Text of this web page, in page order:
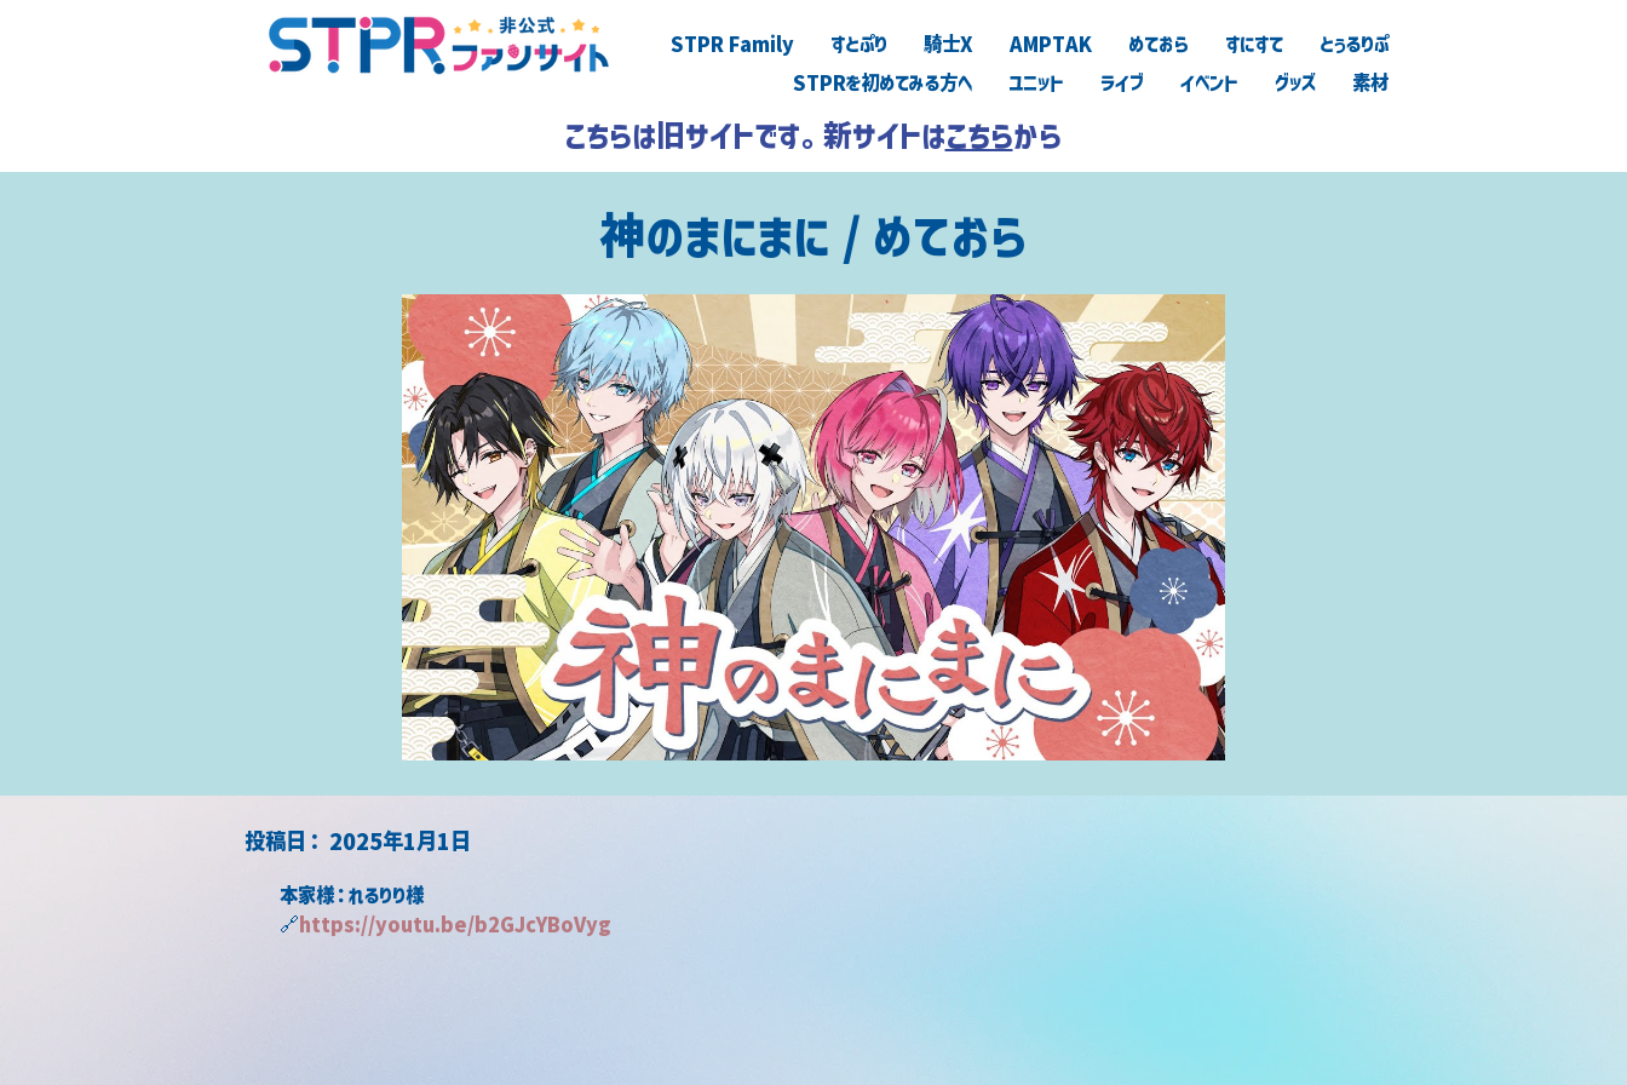
STPR Family すとぷり 騎士X AMPTAK めておら すにすて
とぅるりぷ
STPRを初めてみる方へ
ユニット ライブ イベント グッズ 素材
こちらは旧サイトです。新サイトはこちらから
神のまにまに / めておら
2025年1月1日
​投稿日：
本家様：れるりり様
🔗https://youtu.be/b2GJcYBoVyg